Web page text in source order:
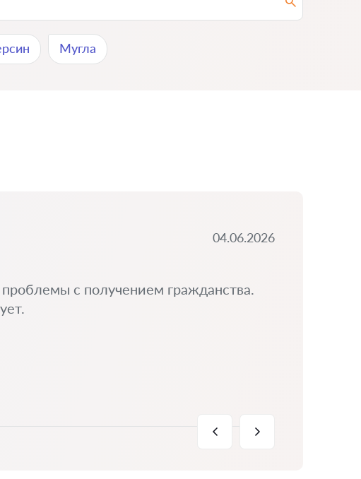
Мугла
04.06.2026
с получением гражданства.